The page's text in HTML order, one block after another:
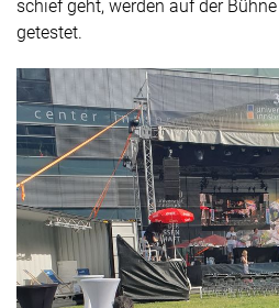
schief geht, werden auf der
getestet.